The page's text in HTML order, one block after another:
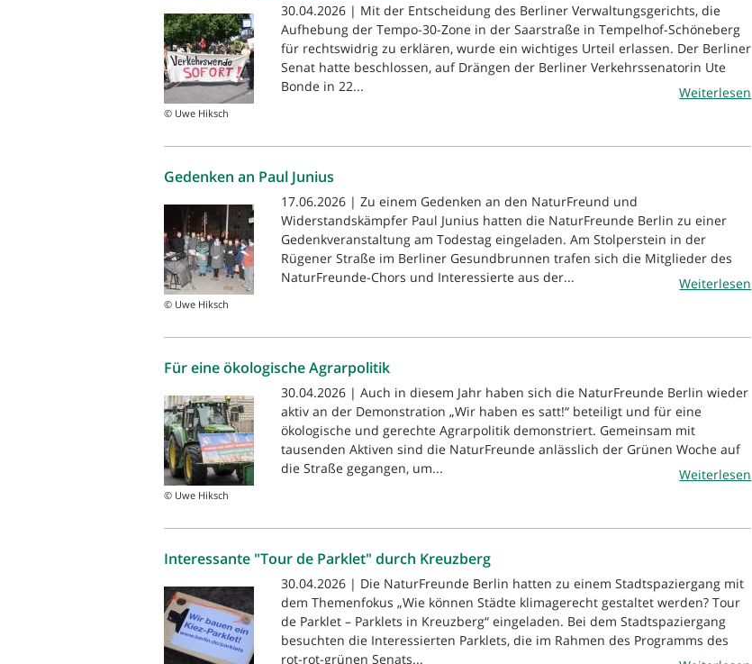
© Uwe Hiksch
30.04.2026 | Mit der Entscheidung des Berliner Verwaltungsgerichts, die
Aufhebung der Tempo-30-Zone in der Saarstraße in Tempelhof-Schöneberg
für rechtswidrig zu erklären, wurde ein wichtiges Urteil erlassen. Der Berliner
Senat hatte beschlossen, auf Drängen der Berliner Verkehrssenatorin Ute
Bonde in 22...
Weiterlesen
Gedenken an Paul Junius
© Uwe Hiksch
17.06.2026 | Zu einem Gedenken an den NaturFreund und
Widerstandskämpfer Paul Junius hatten die NaturFreunde Berlin zu einer
Gedenkveranstaltung am Todestag eingeladen. Am Stolperstein in der
Rügener Straße im Berliner Gesundbrunnen trafen sich die Mitglieder des
NaturFreunde-Chors und Interessierte aus der...
Weiterlesen
Für eine ökologische Agrarpolitik
© Uwe Hiksch
30.04.2026 | Auch in diesem Jahr haben sich die NaturFreunde Berlin wieder
aktiv an der Demonstration „Wir haben es satt!“ beteiligt und für eine
ökologische und gerechte Agrarpolitik demonstriert. Gemeinsam mit
tausenden Aktiven sind die NaturFreunde anlässlich der Grünen Woche auf
die Straße gegangen, um...
Weiterlesen
Interessante "Tour de Parklet" durch Kreuzberg
30.04.2026 | Die NaturFreunde Berlin hatten zu einem Stadtspaziergang mit
dem Themenfokus „Wie können Städte klimagerecht gestaltet werden? Tour
de Parklet – Parklets in Kreuzberg“ eingeladen. Bei dem Stadtspaziergang
besuchten die Interessierten Parklets, die im Rahmen des Programms des
rot-rot-grünen Senats...